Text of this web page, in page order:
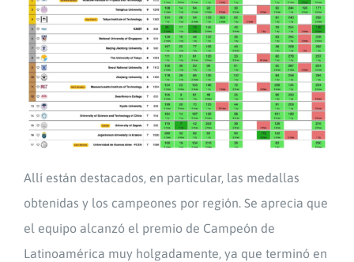
Allí están destacados, en particular, las medallas
obtenidas y los campeones por región. Se aprecia que
el equipo alcanzó el premio de Campeón de
Latinoamérica muy holgadamente, ya que terminó en